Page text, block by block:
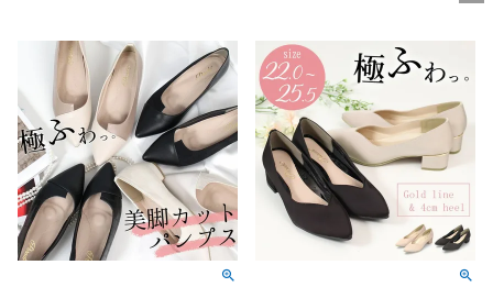
ローファー
カジュアルシューズ
ワークシューズ
ブーツ
ビジネス・ドレスシューズ
ローファー
カジュアルシューズ
ワークシューズ
レインシューズ
スニーカー
スクール
フォーマル
ブーツ
レディース新入荷
メンズ新入荷
キッズ新入荷
すべての商品
レディースSALE
メンズSALE
キッズSALE
バッグ
すべての商品
リュック
ボディバッグ
雑貨
すべての商品
詳細検索